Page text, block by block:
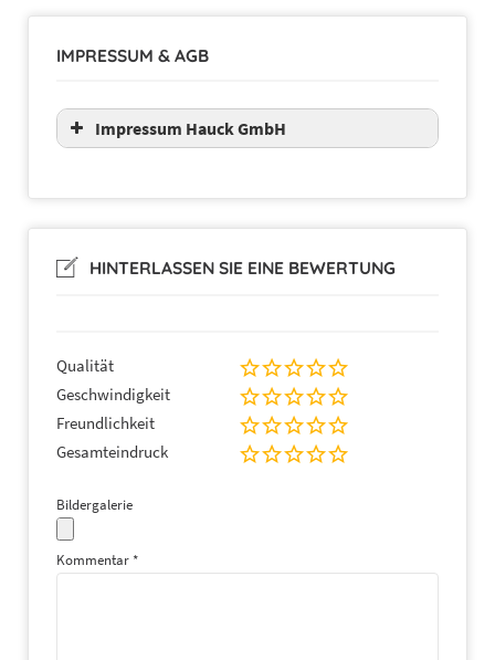
IMPRESSUM & AGB
Impressum Hauck GmbH
HINTERLASSEN SIE EINE BEWERTUNG
Qualität
Geschwindigkeit
Freundlichkeit
Gesamteindruck
Bildergalerie
Kommentar *